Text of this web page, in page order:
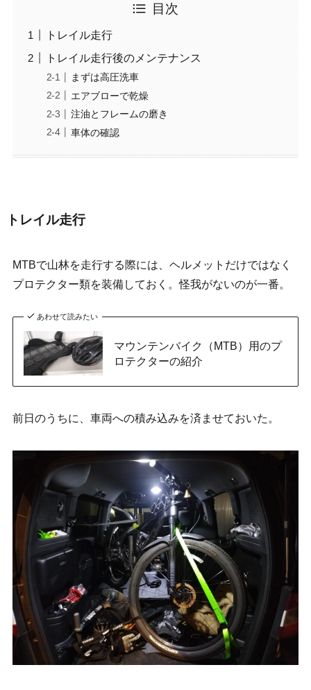
目次
トレイル走行
トレイル走行後のメンテナンス
まずは高圧洗車
エアブローで乾燥
注油とフレームの磨き
車体の確認
トレイル走行
MTBで山林を走行する際には、ヘルメットだけではなく
プロテクター類を装備しておく。怪我がないのが一番。
あわせて読みたい
マウンテンバイク（MTB）用のプ
ロテクターの紹介
前日のうちに、車両への積み込みを済ませておいた。